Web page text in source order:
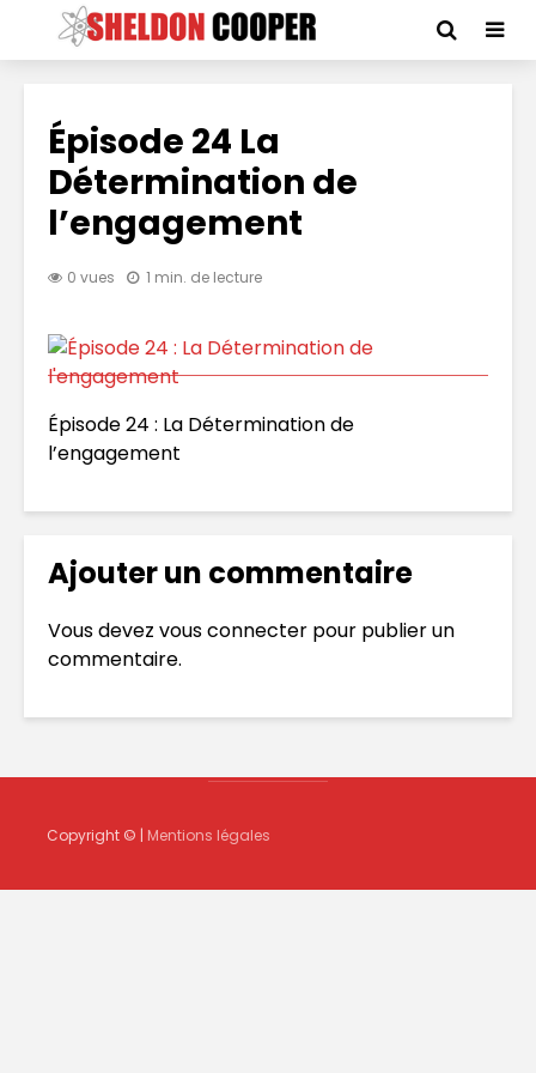
Épisode 24 La
Détermination de
l’engagement
0 vues 1 min. de lecture
Épisode 24 : La Détermination de
l’engagement
Ajouter un commentaire
Vous devez vous connecter pour publier un
commentaire.
Copyright © | Mentions légales